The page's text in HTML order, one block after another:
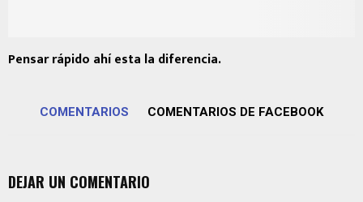
Pensar rápido ahí esta la diferencia.
COMENTARIOS COMENTARIOS DE FACEBOOK
DEJAR UN COMENTARIO